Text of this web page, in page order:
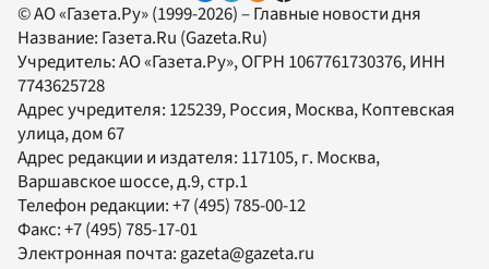
© АО «Газета.Ру» (1999-2026) – Главные новости дня
Название: Газета.Ru (Gazeta.Ru)
Учредитель:АО «Газета.Ру», ОГРН 1067761730376, ИНН
7743625728
Адрес учредителя: 125239, Россия, Москва, Коптевская
улица, дом 67
Адрес редакции и издателя: 117105, г. Москва,
Варшавское шоссе, д.9, стр.1
Телефон редакции:+7 (495) 785-00-12
Факс:+7 (495) 785-17-01
Электронная почта:gazeta@gazeta.ru